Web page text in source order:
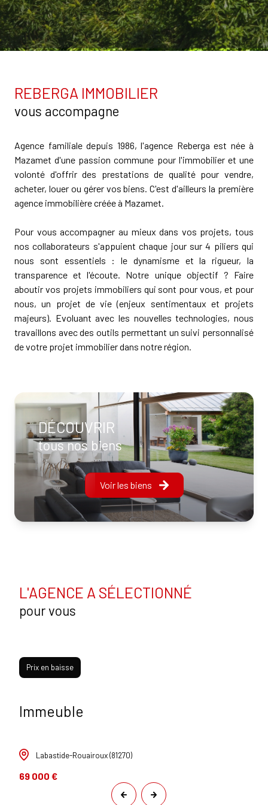
DÉCOUVRIR
tous nos biens
Voir les biens
REBERGA IMMOBILIER
vous accompagne
Agence familiale depuis 1986, l'agence Reberga est née à
Mazamet d'une passion commune pour l'immobilier et une
volonté d'offrir des prestations de qualité pour vendre,
acheter, louer ou gérer vos biens. C'est d'ailleurs la première
agence immobilière créée à Mazamet.
Pour vous accompagner au mieux dans vos projets, tous
nos collaborateurs s'appuient chaque jour sur 4 piliers qui
nous sont essentiels : le dynamisme et la rigueur, la
transparence et l'écoute. Notre unique objectif ? Faire
aboutir vos projets immobiliers qui sont pour vous, et pour
nous, un projet de vie (enjeux sentimentaux et projets
majeurs). Evoluant avec les nouvelles technologies, nous
travaillons avec des outils permettant un suivi personnalisé
de votre projet immobilier dans notre région.
L'AGENCE A SÉLECTIONNÉ
pour vous
Prix en baisse
Immeuble
Labastide-Rouairoux (81270)
69 000 €